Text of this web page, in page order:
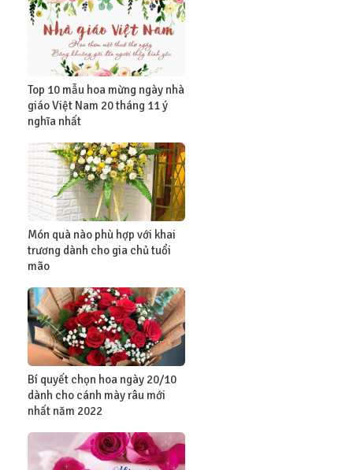
Top 10 mẫu hoa mừng ngày nhà
giáo Việt Nam 20 tháng 11 ý
nghĩa nhất
Món quà nào phù hợp với khai
trương dành cho gia chủ tuổi
mão
Bí quyết chọn hoa ngày 20/10
dành cho cánh mày râu mới
nhất năm 2022